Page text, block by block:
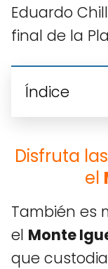
Eduardo
final de la
Índice
Disfruta
el
También es
el Monte
que